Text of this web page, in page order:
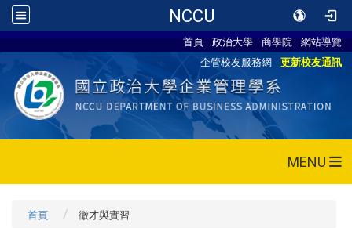
NCCU
首頁 政治大學 商學院
網站導覽
企管校友服務網
更新校友通訊
MENU
首頁 徵才與實習